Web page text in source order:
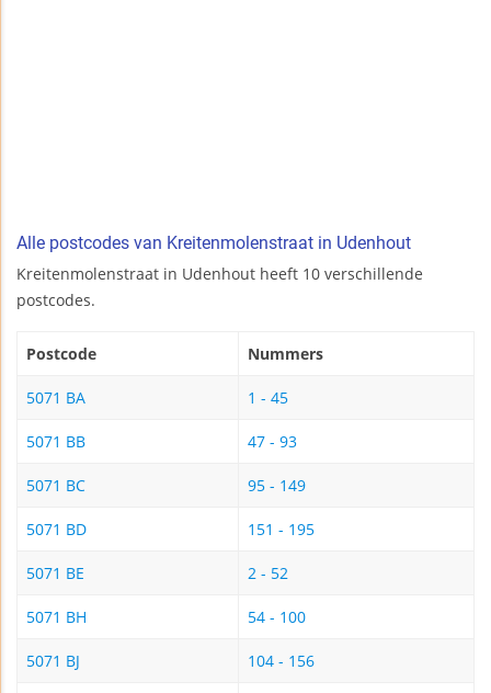
Alle postcodes van Kreitenmolenstraat in Udenhout
Kreitenmolenstraat in Udenhout heeft 10 verschillende
postcodes.
Postcode Nummers
5071 BA 1 - 45
5071 BB 47 - 93
5071 BC 95 - 149
5071 BD 151 - 195
5071 BE 2 - 52
5071 BH 54 - 100
5071 BJ 104 - 156